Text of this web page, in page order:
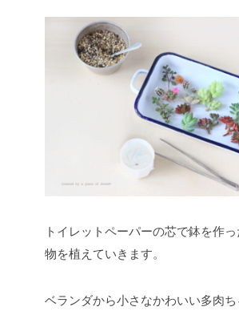
トイレットペーパーの芯で鉢を作
物を植えていきます。
ベランダから小さなかわいい多肉ち